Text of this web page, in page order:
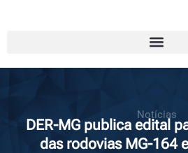
Notícias
DER-MG publica edital
das rodovias MG-164